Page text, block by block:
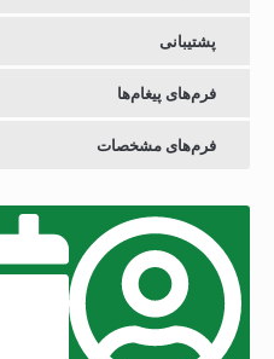
پشتیبانی
فرم‌های پیغام‌ها
فرم‌های مشخصات